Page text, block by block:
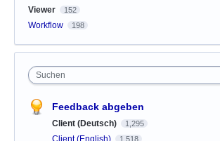
Viewer 152
Workflow 198
Suchen
Feedback abgeben
Client (Deutsch) 1,295
Client (English) 1,518